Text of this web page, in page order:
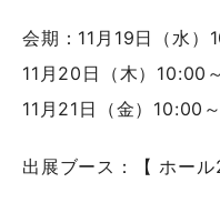
会期：11月19日（水）
11月20日（木）10:00
11月21日（金）10:00
出展ブース：【 ホー